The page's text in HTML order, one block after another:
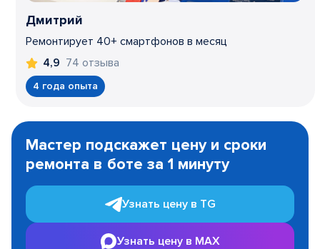
Дмитрий
Ремонтирует 40+ смартфонов в месяц
4,9 74 отзыва
4 года опыта
1
Мастер подскажет цену и сроки
ремонта в боте за 1 минуту
Узнать цену в TG
Узнать цену в MAX